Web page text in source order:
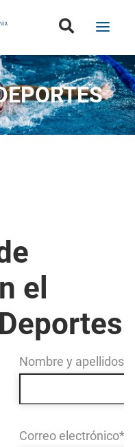
el
Nombre y apellidos*
Correo electrónico*